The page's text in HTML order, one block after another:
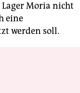
Moria nicht
eine
werden soll.